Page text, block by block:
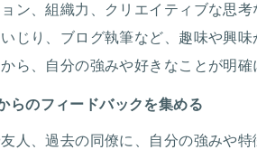
ン、組織力、クリエイティブな思
じり、ブログ執筆など、趣味や興
ら、自分の強みや好きなことが明確
らのフィードバックを集める
人、過去の同僚に、自分の強みや